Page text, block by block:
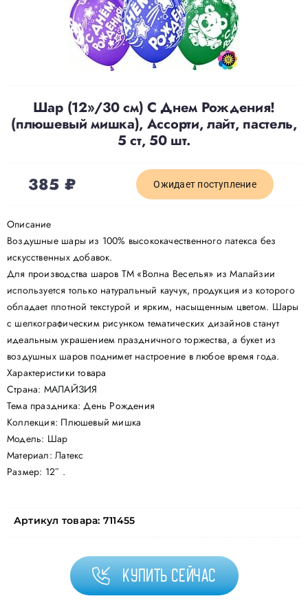
Доставка
Отзывы
Шар (12»/30 см) С Днем Рождения!
(плюшевый мишка), Ассорти, лайт, пастель,
5 ст, 50 шт.
385 ₽ Ожидает поступление
Описание
Воздушные шары из 100% высококачественного латекса без
искусственных добавок.
Для производства шаров ТМ «Волна Веселья» из Малайзии
используется только натуральный каучук, продукция из которого
обладает плотной текстурой и ярким, насыщенным цветом. Шары
с шелкографическим рисунком тематических дизайнов станут
идеальным украшением праздничного торжества, а букет из
воздушных шаров поднимет настроение в любое время года.
Характеристики товара
Страна: МАЛАЙЗИЯ
Тема праздника: День Рождения
Коллекция: Плюшевый мишка
Модель: Шар
Материал: Латекс
Размер: 12″ .
Артикул товара: 711455
Купить сейчас